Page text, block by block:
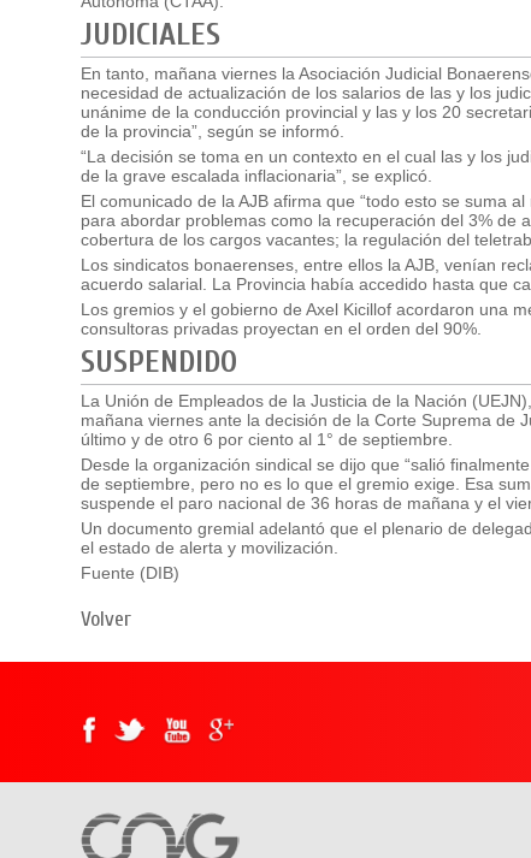
JUDICIALES
En tanto, mañana viernes la Asociación Judicial
necesidad de actualización de los salarios de las y los
unánime de la conducción provincial y las y los 20
de la provincia”, según se informó.
“La decisión se toma en un contexto en el cual las y los
de la grave escalada inflacionaria”, se explicó.
El comunicado de la AJB afirma que “todo esto se suma
para abordar problemas como la recuperación del 3% de
cobertura de los cargos vacantes; la regulación del
Los sindicatos bonaerenses, entre ellos la AJB, venían
acuerdo salarial. La Provincia había accedido hasta que
Los gremios y el gobierno de Axel Kicillof acordaron una
consultoras privadas proyectan en el orden del 90%.
SUSPENDIDO
La Unión de Empleados de la Justicia de la Nación
mañana viernes ante la decisión de la Corte Suprema de
último y de otro 6 por ciento al 1° de septiembre.
Desde la organización sindical se dijo que “salió
de septiembre, pero no es lo que el gremio exige. Esa
suspende el paro nacional de 36 horas de mañana y el
Un documento gremial adelantó que el plenario de
el estado de alerta y movilización.
Fuente (DIB)
Volver